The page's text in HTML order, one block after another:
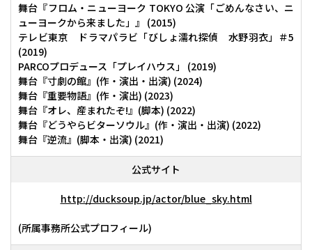
舞台『フロム・ニューヨーク TOKYO 公演「ごめんなさい、ニ
ューヨークから来ました」』 (2015)
テレビ東京 ドラマパラビ「びしょ濡れ探偵 水野羽衣」＃5
(2019)
PARCOプロデュース「プレイハウス」 (2019)
舞台『寸劇の館』(作・演出・出演) (2024)
舞台『重要物語』(作・演出) (2023)
舞台『オレ、産まれたぞ!』(脚本) (2022)
舞台『どうやらビターソウル』(作・演出・出演) (2022)
舞台『逆流』(脚本・出演) (2021)
公式サイト
http://ducksoup.jp/actor/blue_sky.html
(所属事務所公式プロフィール)